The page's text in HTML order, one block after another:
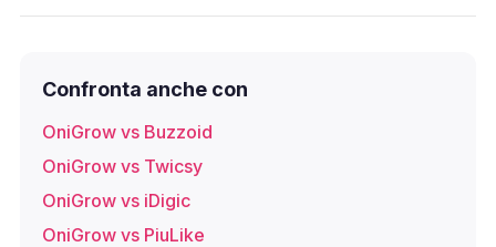
Confronta anche con
OniGrow vs Buzzoid
OniGrow vs Twicsy
OniGrow vs iDigic
OniGrow vs PiuLike